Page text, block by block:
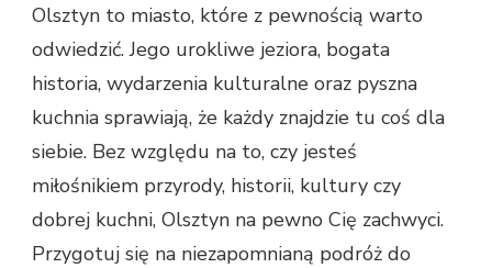
Olsztyn to miasto, które z pewnością warto
odwiedzić. Jego urokliwe jeziora, bogata
historia, wydarzenia kulturalne oraz pyszna
kuchnia sprawiają, że każdy znajdzie tu coś dla
siebie. Bez względu na to, czy jesteś
miłośnikiem przyrody, historii, kultury czy
dobrej kuchni, Olsztyn na pewno Cię zachwyci.
Przygotuj się na niezapomnianą podróż do